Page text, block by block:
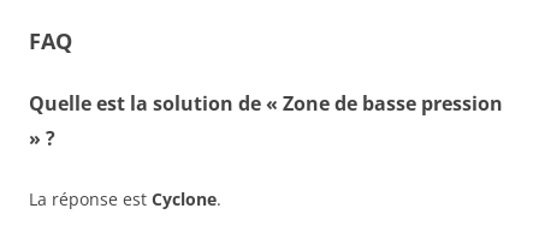
FAQ
Quelle est la solution de « Zone de basse pression
» ?
La réponse est Cyclone.